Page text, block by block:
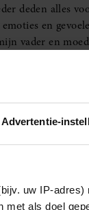
Advertentie-
uw IP-
als doel
deden alles
en
vader en
kinderwens en
Mijn ouders
dokter Beek
ze niet.
ik een donorkind
er altijd een
was, maar zich